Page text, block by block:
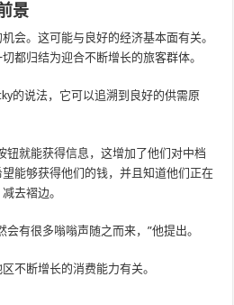
景
会。这可能与良好的经济基本面有关。
都归结为迎合不断增长的旅客群体。
的说法，它可以追溯到良好的供需原
钮就能获得信息，这增加了他们对中档
能够获得他们的钱，并且知道他们正在
去褶边。
有很多嗡嗡声随之而来，”他提出。
不断增长的消费能力有关。